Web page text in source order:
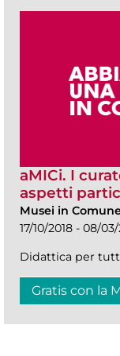
aMICi. I
aspetti
Musei in
17/10/2018 - 08/
Didattica per
Gratis con la